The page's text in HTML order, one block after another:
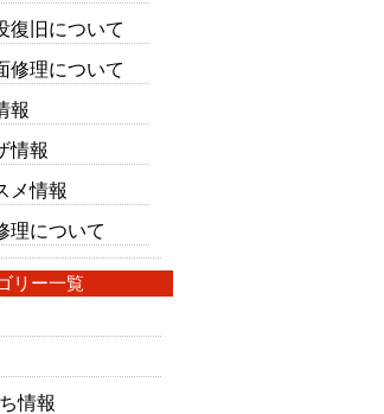
復旧について
修理について
報
情報
メ情報
理について
リー一覧
情報